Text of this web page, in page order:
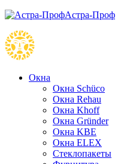
Астра-Проф
Окна
Окна Schüco
Окна Rehau
Окна Khoff
Окна Gründer
Окна KBE
Окна ELEX
Стеклопакеты